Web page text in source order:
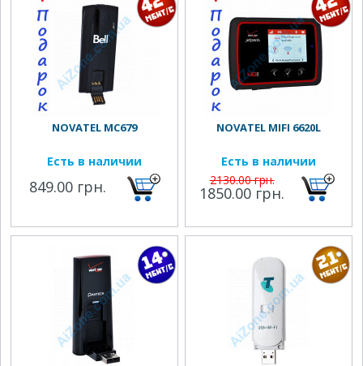
NOVATEL MC679
Есть в наличии
849.00 грн.
NOVATEL MIFI 6620L
Есть в наличии
2130.00 грн.
1850.00 грн.